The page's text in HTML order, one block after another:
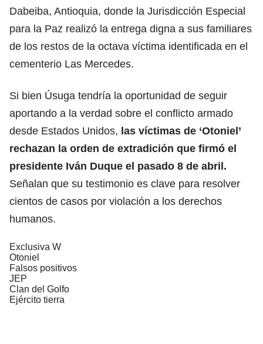
Dabeiba, Antioquia, donde la Jurisdicción Especial
para la Paz realizó la entrega digna a sus familiares
de los restos de la octava víctima identificada en el
cementerio Las Mercedes.
Si bien Úsuga tendría la oportunidad de seguir
aportando a la verdad sobre el conflicto armado
desde Estados Unidos, las víctimas de ‘Otoniel’
rechazan la orden de extradición que firmó el
presidente Iván Duque el pasado 8 de abril.
Señalan que su testimonio es clave para resolver
cientos de casos por violación a los derechos
humanos.
Exclusiva W
Otoniel
Falsos positivos
JEP
Clan del Golfo
Ejército tierra